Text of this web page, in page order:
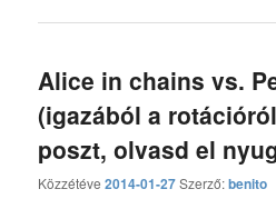
Alice in chains vs.
(igazából a
poszt, olvasd el
Közzétéve2014-01-27Szerző:benito